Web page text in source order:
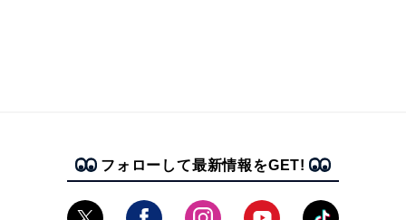
フォローして最新情報をGET!